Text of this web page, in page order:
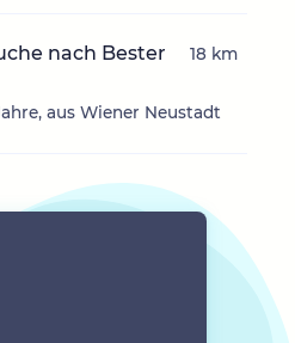
nach Bester
aus Wiener Neustadt
18 km